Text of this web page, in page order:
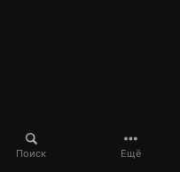
Поиск Ещё